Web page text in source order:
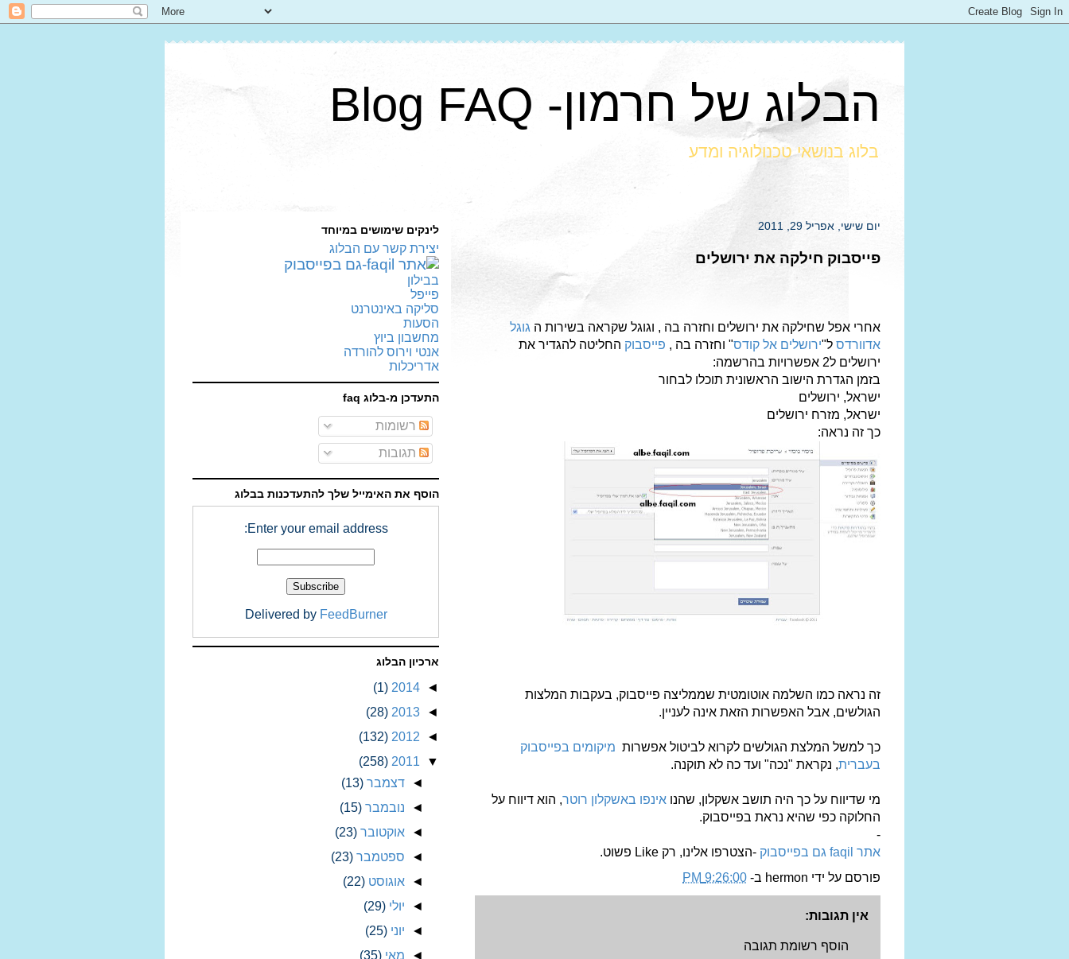
הבלוג של חרמון- Blog FAQ
בלוג בנושאי טכנולוגיה ומדע
יום שישי, אפריל 29, 2011
פייסבוק חילקה את ירושלים
אחרי אפל שחילקה את ירושלים וחזרה בה , וגוגל שקראה בשירות ה גוגל
אדוורדס ל"ירושלים אל קודס" וחזרה בה , פייסבוק החליטה להגדיר את
ירושלים ל2 אפשרויות בהרשמה:
בזמן הגדרת הישוב הראשונית תוכלו לבחור
ישראל, ירושלים
ישראל, מזרח ירושלים
כך זה נראה:
זה נראה כמו השלמה אוטומטית שממליצה פייסבוק, בעקבות המלצות
הגולשים, אבל האפשרות הזאת אינה לעניין.
כך למשל המלצת הגולשים לקרוא לביטול אפשרות מיקומים בפייסבוק
בעברית, נקראת "נכה" ועד כה לא תוקנה.
מי שדיווח על כך היה תושב אשקלון, שהנו אינפו באשקלון רוטר, הוא דיווח על
החלוקה כפי שהיא נראת בפייסבוק.
-
אתר faqil גם בפייסבוק
-הצטרפו אלינו, רק Like פשוט.
פורסם על ידי hermon ב- 9:26:00 PM
אין תגובות:
הוסף רשומת תגובה
לינקים שימושים במיוחד
יצירת קשר עם הבלוג
בבילון
פייפל
סליקה באינטרנט
הסעות
מחשבון ביוץ
אנטי וירוס להורדה
אדריכלות
התעדכן מ-בלוג faq
רשומות
תגובות
הוסף את האימייל שלך להתעדכנות בבלוג
Enter your email address:
Delivered by FeedBurner
ארכיון הבלוג
◄
2014
(1)
◄
2013
(28)
◄
2012
(132)
▼
2011
(258)
◄דצמבר(13)
◄ נובמבר(15)
◄אוקטובר(23)
◄ ספטמבר(23)
◄אוגוסט(22)
◄ יולי(29)
◄ יוני(25)
◄ מאי(35)